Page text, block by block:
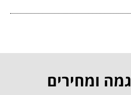
ומחירים